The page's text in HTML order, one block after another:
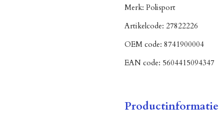
Merk: Polisport
Artikelcode: 27822226
OEM code: 8741900004
EAN code: 5604415094347
Productinformatie